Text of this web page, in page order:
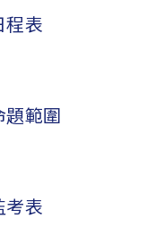
程表
範圍
考表